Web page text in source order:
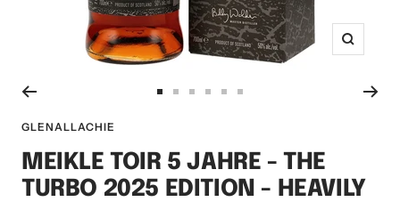
Zoom
gehen
gehengehengehengehengehen
GLENALLACHIE
MEIKLE TOIR 5 JAHRE - THE
TURBO 2025 EDITION - HEAVILY